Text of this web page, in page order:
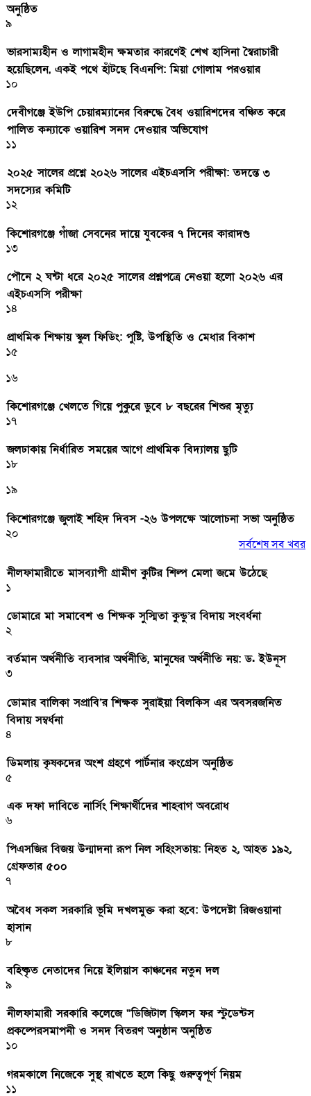
অনুষ্ঠিত
৯
ভারসাম্যহীন ও লাগামহীন ক্ষমতার কারণেই শেখ হাসিনা স্বৈরাচারী
হয়েছিলেন, একই পথে হাঁটছে বিএনপি: মিয়া গোলাম পরওয়ার
১০
দেবীগঞ্জে ইউপি চেয়ারম্যানের বিরুদ্ধে বৈধ ওয়ারিশদের বঞ্চিত করে
পালিত কন্যাকে ওয়ারিশ সনদ দেওয়ার অভিযোগ
১১
২০২৫ সালের প্রশ্নে ২০২৬ সালের এইচএসসি পরীক্ষা: তদন্তে ৩
সদস্যের কমিটি
১২
কিশোরগঞ্জে গাঁজা সেবনের দায়ে যুবকের ৭ দিনের কারাদণ্ড
১৩
পৌনে ২ ঘন্টা ধরে ২০২৫ সালের প্রশ্নপত্রে নেওয়া হলো ২০২৬ এর
এইচএসসি পরীক্ষা
১৪
প্রাথমিক শিক্ষায় স্কুল ফিডিং: পুষ্টি, উপস্থিতি ও মেধার বিকাশ
১৫
১৬
কিশোরগঞ্জে খেলতে গিয়ে পুকুরে ডুবে ৮ বছরের শিশুর মৃত্যু
১৭
জলঢাকায় নির্ধারিত সময়ের আগে প্রাথমিক বিদ্যালয় ছুটি
১৮
১৯
কিশোরগঞ্জে জুলাই শহিদ দিবস -২৬ উপলক্ষে আলোচনা সভা অনুষ্ঠিত
২০
সর্বশেষ সব খবর
নীলফামারীতে মাসব্যাপী গ্রামীণ কুটির শিল্প মেলা জমে উঠেছে
১
ডোমারে মা সমাবেশ ও শিক্ষক সুস্মিতা কুন্ডু’র বিদায় সংবর্ধনা
২
বর্তমান অর্থনীতি ব্যবসার অর্থনীতি, মানুষের অর্থনীতি নয়: ড. ইউনূস
৩
ডোমার বালিকা সপ্রাবি’র শিক্ষক সুরাইয়া বিলকিস এর অবসরজনিত
বিদায় সম্বর্ধনা
৪
ডিমলায় কৃষকদের অংশ গ্রহণে পার্টনার কংগ্রেস অনুষ্ঠিত
৫
এক দফা দাবিতে নার্সিং শিক্ষার্থীদের শাহবাগ অবরোধ
৬
পিএসজির বিজয় উন্মাদনা রূপ নিল সহিংসতায়: নিহত ২, আহত ১৯২,
গ্রেফতার ৫০০
৭
অবৈধ সকল সরকারি ভূমি দখলমুক্ত করা হবে: উপদেষ্টা রিজওয়ানা
হাসান
৮
বহিষ্কৃত নেতাদের নিয়ে ইলিয়াস কাঞ্চনের নতুন দল
৯
নীলফামারী সরকারি কলেজে “ডিজিটাল স্কিলস ফর স্টুডেন্টস
প্রকল্পেরসমাপনী ও সনদ বিতরণ অনুষ্ঠান অনুষ্ঠিত
১০
গরমকালে নিজেকে সুস্থ রাখতে হলে কিছু গুরুত্বপূর্ণ নিয়ম
১১